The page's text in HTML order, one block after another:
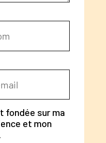
fondée sur ma
et mon